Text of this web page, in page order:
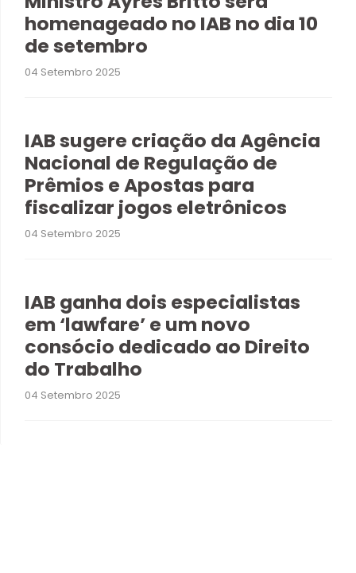
homenageado no IAB no dia 10
de setembro
04 Setembro 2025
IAB sugere criação da Agência
Nacional de Regulação de
Prêmios e Apostas para
fiscalizar jogos eletrônicos
04 Setembro 2025
IAB ganha dois especialistas
em ‘lawfare’ e um novo
consócio dedicado ao Direito
do Trabalho
04 Setembro 2025